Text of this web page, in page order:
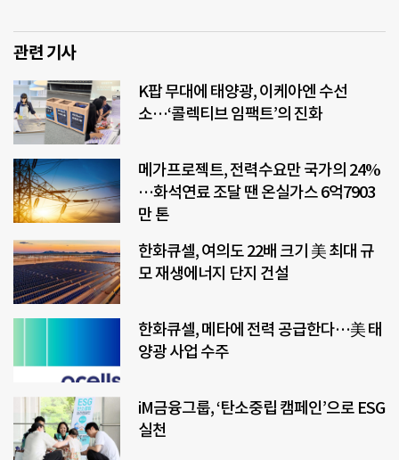
관련 기사
K팝 무대에 태양광, 이케아엔 수선
소…‘콜렉티브 임팩트’의 진화
메가프로젝트, 전력수요만 국가의 24%
…화석연료 조달 땐 온실가스 6억7903
만 톤
한화큐셀, 여의도 22배 크기 美 최대 규
모 재생에너지 단지 건설
한화큐셀, 메타에 전력 공급한다…美 태
양광 사업 수주
iM금융그룹, ‘탄소중립 캠페인’으로 ESG
실천